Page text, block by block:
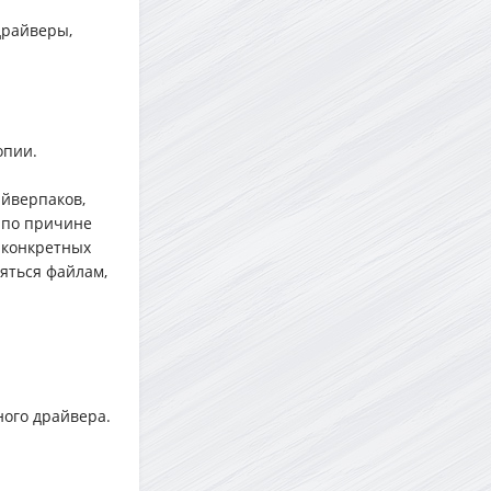
причине
файлам,
драйвера.